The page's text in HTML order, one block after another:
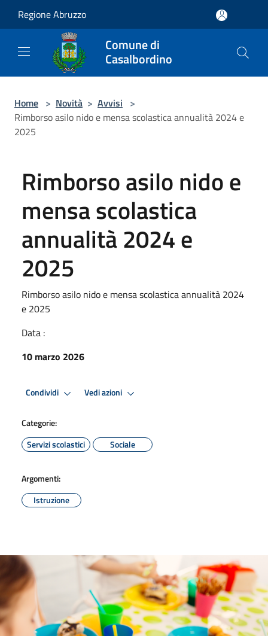
Regione Abruzzo
Comune di
Casalbordino
Home > Novità > Avvisi >
Rimborso asilo nido e mensa scolastica annualità 2024 e
2025
Rimborso asilo nido e
mensa scolastica
annualità 2024 e
2025
Rimborso asilo nido e mensa scolastica annualità 2024
e 2025
Data :
10 marzo 2026
Condividi Vedi azioni
Categorie:
Servizi scolastici
Sociale
Argomenti:
Istruzione